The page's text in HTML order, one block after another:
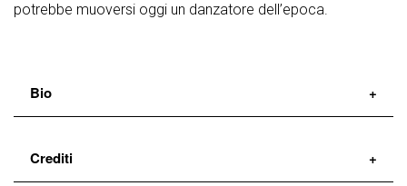
potrebbe muoversi oggi un danzatore dell’epoca.
Bio
Sina Saberi
spettacolo attraverso il teatro e successivamente,
Crediti